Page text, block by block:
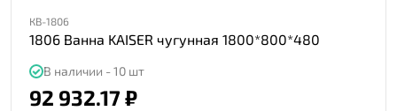
КВ-1806
1806 Ванна KAISER чугунная 1800*800*480
В наличии - 10 шт
92 932.17 ₽